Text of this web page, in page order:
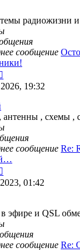
радиожизни
сообщение
к
19:32
антенны , схемы ,
сообщение Re:
к
01:42
эфире и QSL
сообщение Re: